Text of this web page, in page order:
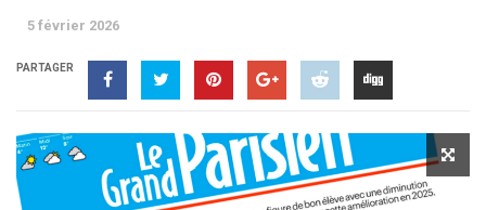
5 février 2026
PARTAGER